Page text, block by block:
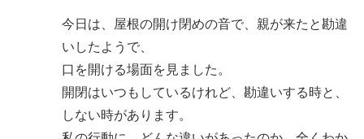
今日は、屋根の開け閉めの音で、親が来たと勘違
いしたようで、
口を開ける場面を見ました。
開閉はいつもしているけれど、勘違いする時と、
しない時があります。